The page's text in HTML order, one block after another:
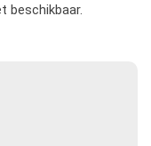
beschikbaar.